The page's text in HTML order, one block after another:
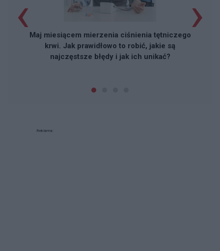
Maj miesiącem mierzenia ciśnienia tętniczego
krwi. Jak prawidłowo to robić, jakie są
najczęstsze błędy i jak ich unikać?
‹ ›
Reklama: